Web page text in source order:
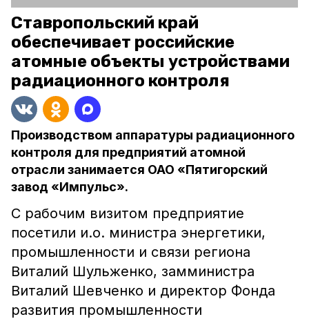
Ставропольский край
обеспечивает российские
атомные объекты устройствами
радиационного контроля
Производством аппаратуры радиационного
контроля для предприятий атомной
отрасли занимается ОАО «Пятигорский
завод «Импульс».
С рабочим визитом предприятие
посетили и.о. министра энергетики,
промышленности и связи региона
Виталий Шульженко, замминистра
Виталий Шевченко и директор Фонда
развития промышленности